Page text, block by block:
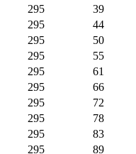
295
39
295
44
295
50
295
55
295
61
295
66
295
72
295
78
295
83
295
89